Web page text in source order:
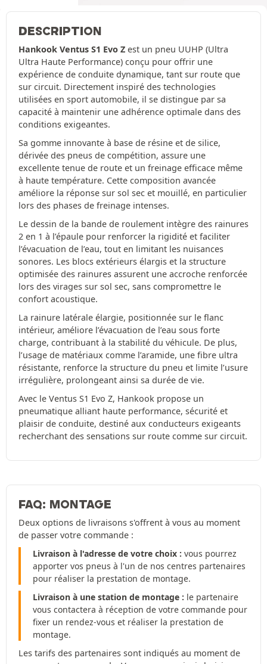
DESCRIPTION
Hankook Ventus S1 Evo Z est un pneu UUHP (Ultra
Ultra Haute Performance) conçu pour offrir une
expérience de conduite dynamique, tant sur route que
sur circuit. Directement inspiré des technologies
utilisées en sport automobile, il se distingue par sa
capacité à maintenir une adhérence optimale dans des
conditions exigeantes.
Sa gomme innovante à base de résine et de silice,
dérivée des pneus de compétition, assure une
excellente tenue de route et un freinage efficace même
à haute température. Cette composition avancée
améliore la réponse sur sol sec et mouillé, en particulier
lors des phases de freinage intenses.
Le dessin de la bande de roulement intègre des rainures
2 en 1 à l’épaule pour renforcer la rigidité et faciliter
l’évacuation de l’eau, tout en limitant les nuisances
sonores. Les blocs extérieurs élargis et la structure
optimisée des rainures assurent une accroche renforcée
lors des virages sur sol sec, sans compromettre le
confort acoustique.
La rainure latérale élargie, positionnée sur le flanc
intérieur, améliore l’évacuation de l’eau sous forte
charge, contribuant à la stabilité du véhicule. De plus,
l’usage de matériaux comme l’aramide, une fibre ultra
résistante, renforce la structure du pneu et limite l’usure
irrégulière, prolongeant ainsi sa durée de vie.
Avec le Ventus S1 Evo Z, Hankook propose un
pneumatique alliant haute performance, sécurité et
plaisir de conduite, destiné aux conducteurs exigeants
recherchant des sensations sur route comme sur circuit.
FAQ: MONTAGE
Deux options de livraisons s'offrent à vous au moment
de passer votre commande :
Livraison à l'adresse de votre choix : vous pourrez
apporter vos pneus à l'un de nos centres partenaires
pour réaliser la prestation de montage.
Livraison à une station de montage : le partenaire
vous contactera à réception de votre commande pour
fixer un rendez-vous et réaliser la prestation de
montage.
Les tarifs des partenaires sont indiqués au moment de